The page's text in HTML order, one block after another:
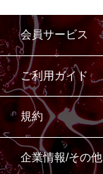
会員サービス
ご利用ガイド
規約
企業情報/その他